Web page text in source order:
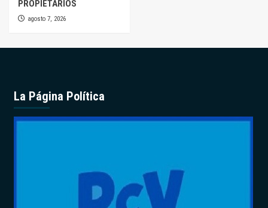
PROPIETARIOS
agosto 7, 2026
La Página Política